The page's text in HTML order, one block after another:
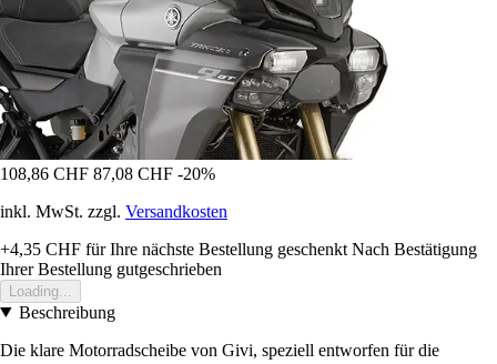
108,86 CHF 87,08 CHF -20%
inkl. MwSt. zzgl. Versandkosten
+4,35 CHF für Ihre nächste Bestellung geschenkt Nach Bestätigung
Ihrer Bestellung gutgeschrieben
Loading...
Beschreibung
Die klare Motorradscheibe von Givi, speziell entworfen für die